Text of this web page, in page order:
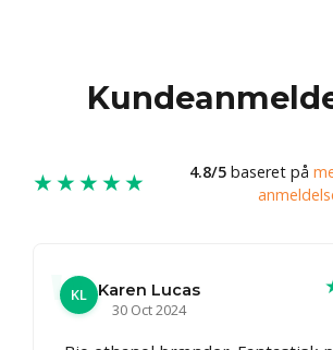
★★★★★ 4.8/5 baseret på
KL
Karen Lucas
30 Oct 2024